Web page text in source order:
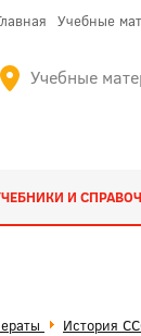
Учебные
Учебные
И
История